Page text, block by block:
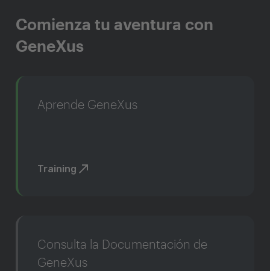
Comienza tu aventura con
GeneXus
Aprende GeneXus
Training
Consulta la Documentación de
GeneXus